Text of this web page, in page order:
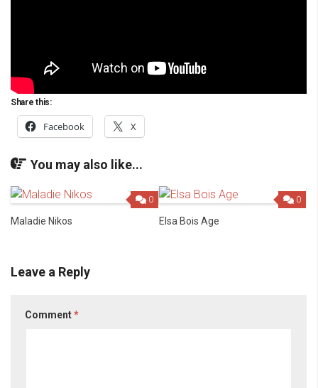
Share this:
Facebook X
You may also like...
0
Maladie Nikos
0
Elsa Bois Age
Leave a Reply
Comment*